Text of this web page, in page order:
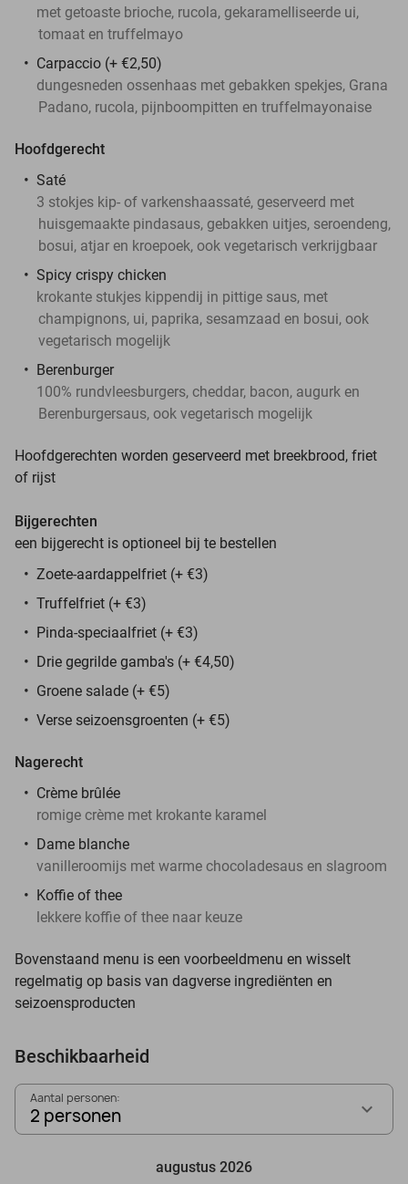
met getoaste brioche, rucola, gekaramelliseerde ui,
tomaat en truffelmayo
Carpaccio (+ €2,50)
dungesneden ossenhaas met gebakken spekjes, Grana
Padano, rucola, pijnboompitten en truffelmayonaise
Hoofdgerecht
Saté
3 stokjes kip- of varkenshaassaté, geserveerd met
huisgemaakte pindasaus, gebakken uitjes, seroendeng,
bosui, atjar en kroepoek, ook vegetarisch verkrijgbaar
Spicy crispy chicken
krokante stukjes kippendij in pittige saus, met
champignons, ui, paprika, sesamzaad en bosui, ook
vegetarisch mogelijk
Berenburger
100% rundvleesburgers, cheddar, bacon, augurk en
Berenburgersaus, ook vegetarisch mogelijk
Hoofdgerechten worden geserveerd met breekbrood, friet
of rijst
Bijgerechten
een bijgerecht is optioneel bij te bestellen
Zoete-aardappelfriet (+ €3)
Truffelfriet (+ €3)
Pinda-speciaalfriet (+ €3)
Drie gegrilde gamba's (+ €4,50)
Groene salade (+ €5)
Verse seizoensgroenten (+ €5)
Nagerecht
Crème brûlée
romige crème met krokante karamel
Dame blanche
vanilleroomijs met warme chocoladesaus en slagroom
Koffie of thee
lekkere koffie of thee naar keuze
Bovenstaand menu is een voorbeeldmenu en wisselt
regelmatig op basis van dagverse ingrediënten en
seizoensproducten
Beschikbaarheid
Aantal personen:
2 personen
augustus 2026